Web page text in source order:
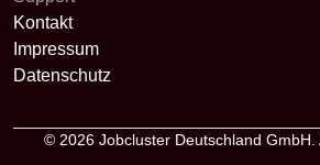
Kontakt
Impressum
Datenschutz
© 2026 Jobcluster Deutschland GmbH.